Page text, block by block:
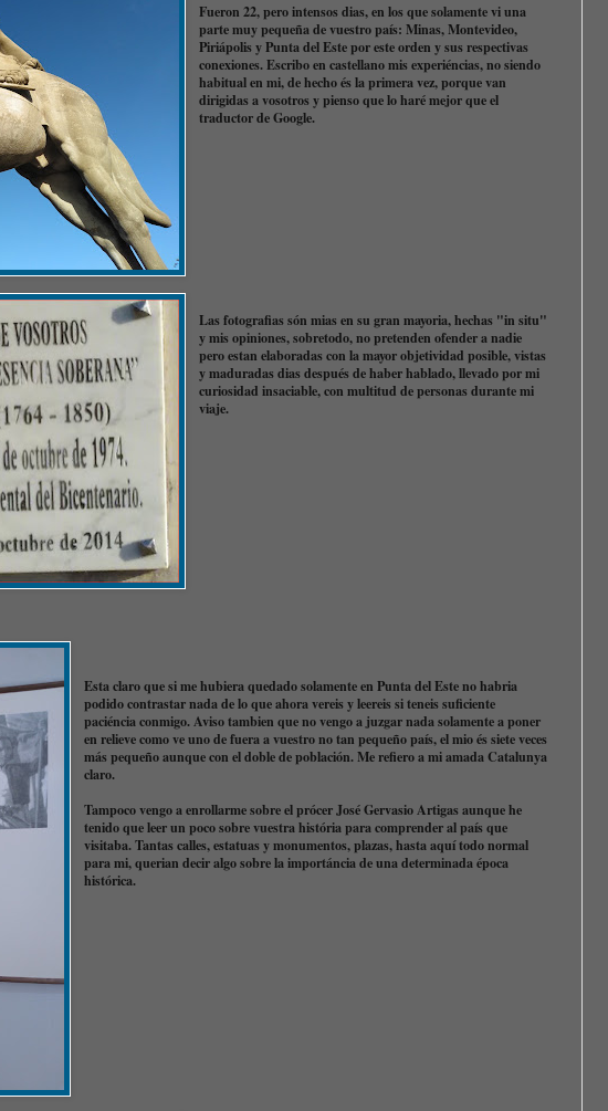
Fueron 22, pero intensos dias, en los que solamente vi una
parte muy pequeña de vuestro país: Minas, Montevideo,
Piriápolis y Punta del Este por este orden y sus respectivas
conexiones. Escribo en castellano mis experiéncias, no siendo
habitual en mi, de hecho és la primera vez, porque van
dirigidas a vosotros y pienso que lo haré mejor que el
traductor de Google.
Las fotografias són mias en su gran mayoria, hechas "in situ"
y mis opiniones, sobretodo, no pretenden ofender a nadie
pero estan elaboradas con la mayor objetividad posible, vistas
y maduradas dias después de haber hablado, llevado por mi
curiosidad insaciable, con multitud de personas durante mi
viaje.
Esta claro que si me hubiera quedado solamente en Punta del Este no habria
podido contrastar nada de lo que ahora vereis y leereis si teneis suficiente
paciéncia conmigo. Aviso tambien que no vengo a juzgar nada solamente a poner
en relieve como ve uno de fuera a vuestro no tan pequeño país, el mio és siete veces
más pequeño aunque con el doble de población. Me refiero a mi amada Catalunya
claro.
Tampoco vengo a enrollarme sobre el prócer José Gervasio Artigas aunque he
tenido que leer un poco sobre vuestra história para comprender al país que
visitaba. Tantas calles, estatuas y monumentos, plazas, hasta aquí todo normal
para mi, querian decir algo sobre la importáncia de una determinada época
histórica.